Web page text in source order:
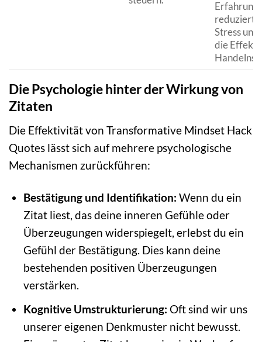
reduziert
Stress
die
Handelns.
Die Psychologie hinter der Wirkung von
Zitaten
Die Effektivität von Transformative Mindset Hack
Quotes lässt sich auf mehrere psychologische
Mechanismen zurückführen:
Bestätigung und Identifikation: Wenn du ein
Zitat liest, das deine inneren Gefühle oder
Überzeugungen widerspiegelt, erlebst du ein
Gefühl der Bestätigung. Dies kann deine
bestehenden positiven Überzeugungen
verstärken.
Kognitive Umstrukturierung: Oft sind wir uns
unserer eigenen Denkmuster nicht bewusst.